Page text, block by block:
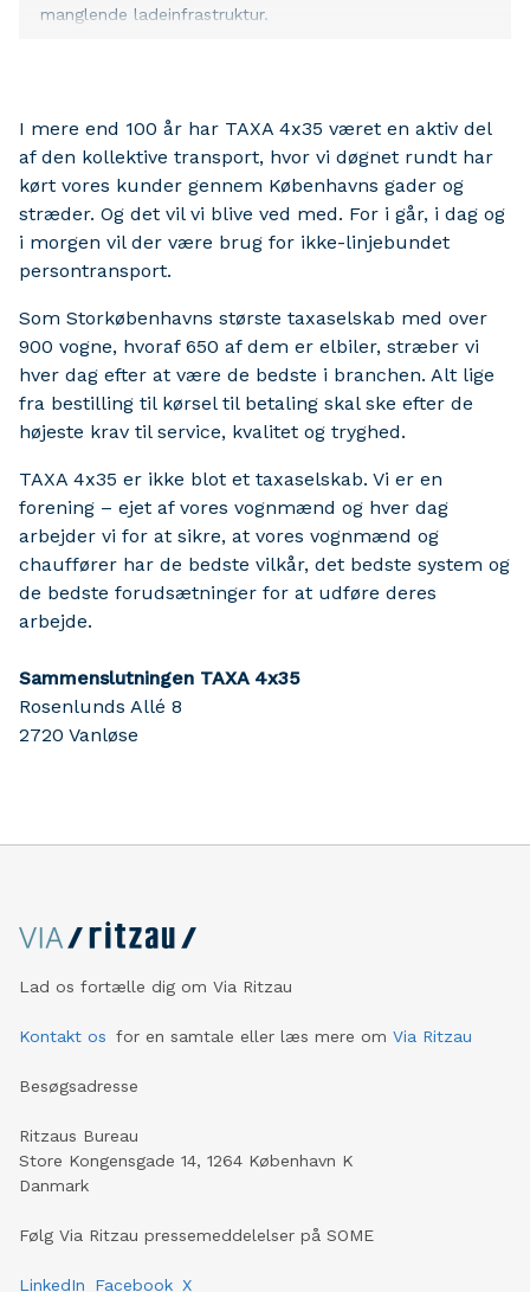
manglende ladeinfrastruktur.
I mere end 100 år har TAXA 4x35 været en aktiv del
af den kollektive transport, hvor vi døgnet rundt har
kørt vores kunder gennem Københavns gader og
stræder. Og det vil vi blive ved med. For i går, i dag og
i morgen vil der være brug for ikke-linjebundet
persontransport.
Som Storkøbenhavns største taxaselskab med over
900 vogne, hvoraf 650 af dem er elbiler, stræber vi
hver dag efter at være de bedste i branchen. Alt lige
fra bestilling til kørsel til betaling skal ske efter de
højeste krav til service, kvalitet og tryghed.
TAXA 4x35 er ikke blot et taxaselskab. Vi er en
forening – ejet af vores vognmænd og hver dag
arbejder vi for at sikre, at vores vognmænd og
chauffører har de bedste vilkår, det bedste system og
de bedste forudsætninger for at udføre deres
arbejde.
Sammenslutningen TAXA 4x35
Rosenlunds Allé 8
2720 Vanløse
Lad os fortælle dig om Via Ritzau
Kontakt os for en samtale eller læs mere om Via Ritzau
Besøgsadresse
Ritzaus Bureau
Store Kongensgade 14, 1264 København K
Danmark
Følg Via Ritzau pressemeddelelser på SOME
LinkedIn Facebook X